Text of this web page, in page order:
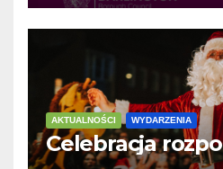
AKTUALNOŚCI WYDARZENIA
Celebracja